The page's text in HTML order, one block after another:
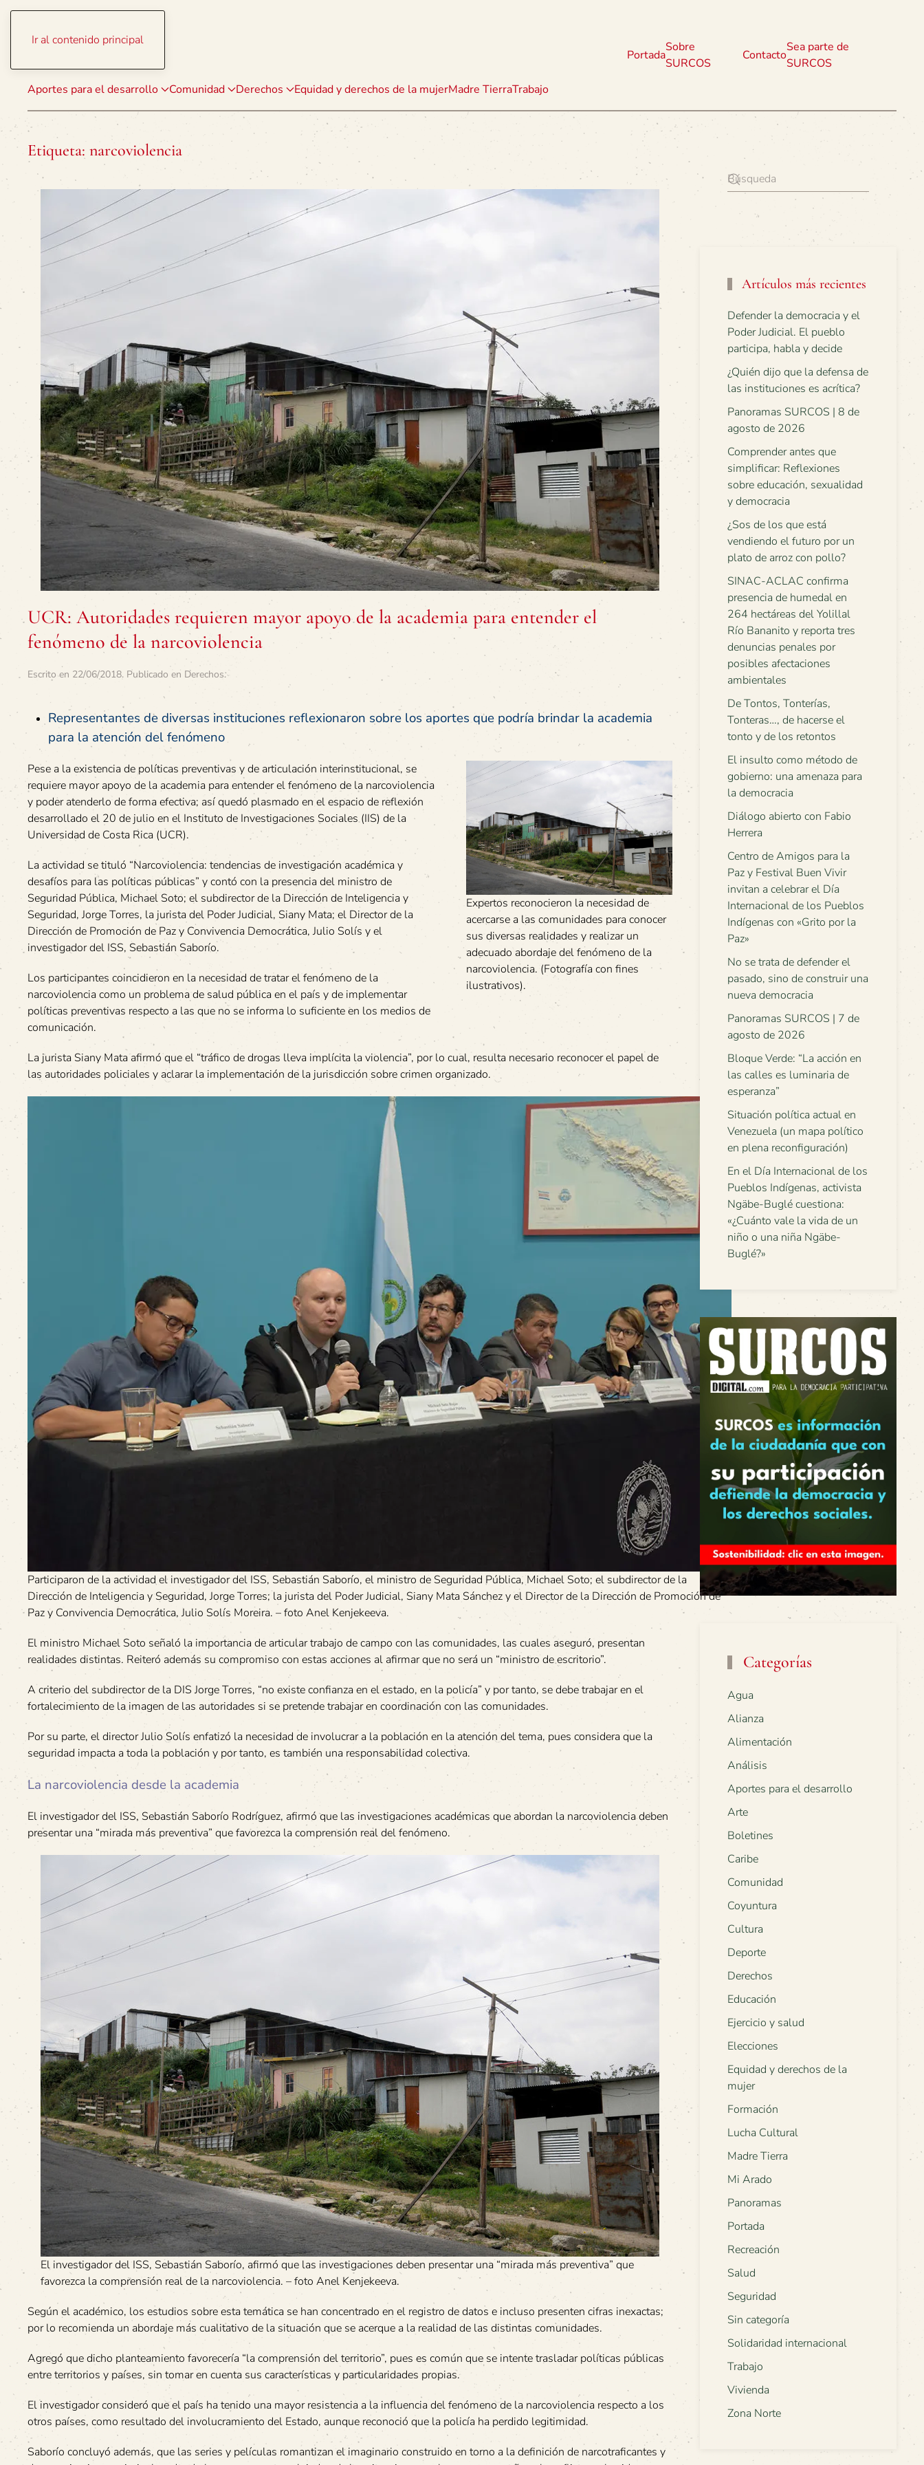
Ir al contenido principal
Aportes para el desarrollo Comunidad Derechos Equidad y derechos de la mujerMadre TierraTrabajo
Portada
Sobre
SURCOS
Contacto
Sea parte de
SURCOS
Etiqueta: narcoviolencia
UCR: Autoridades requieren mayor apoyo de la academia para entender el
fenómeno de la narcoviolencia
Escrito en 22/06/2018. Publicado en Derechos.
Representantes de diversas instituciones reflexionaron sobre los aportes que podría brindar la academia
para la atención del fenómeno
Expertos reconocieron la necesidad de
acercarse a las comunidades para conocer
sus diversas realidades y realizar un
adecuado abordaje del fenómeno de la
narcoviolencia. (Fotografía con fines
ilustrativos).
Pese a la existencia de políticas preventivas y de articulación interinstitucional, se
requiere mayor apoyo de la academia para entender el fenómeno de la narcoviolencia
y poder atenderlo de forma efectiva; así quedó plasmado en el espacio de reflexión
desarrollado el 20 de julio en el Instituto de Investigaciones Sociales (IIS) de la
Universidad de Costa Rica (UCR).
La actividad se tituló “Narcoviolencia: tendencias de investigación académica y
desafíos para las políticas públicas” y contó con la presencia del ministro de
Seguridad Pública, Michael Soto; el subdirector de la Dirección de Inteligencia y
Seguridad, Jorge Torres, la jurista del Poder Judicial, Siany Mata; el Director de la
Dirección de Promoción de Paz y Convivencia Democrática, Julio Solís y el
investigador del ISS, Sebastián Saborío.
Los participantes coincidieron en la necesidad de tratar el fenómeno de la
narcoviolencia como un problema de salud pública en el país y de implementar
políticas preventivas respecto a las que no se informa lo suficiente en los medios de
comunicación.
La jurista Siany Mata afirmó que el “tráfico de drogas lleva implícita la violencia”, por lo cual, resulta necesario reconocer el papel de
las autoridades policiales y aclarar la implementación de la jurisdicción sobre crimen organizado.
Participaron de la actividad el investigador del ISS, Sebastián Saborío, el ministro de Seguridad Pública, Michael Soto; el subdirector de la
Dirección de Inteligencia y Seguridad, Jorge Torres; la jurista del Poder Judicial, Siany Mata Sánchez y el Director de la Dirección de Promoción de
Paz y Convivencia Democrática, Julio Solís Moreira. – foto Anel Kenjekeeva.
El ministro Michael Soto señaló la importancia de articular trabajo de campo con las comunidades, las cuales aseguró, presentan
realidades distintas. Reiteró además su compromiso con estas acciones al afirmar que no será un “ministro de escritorio”.
A criterio del subdirector de la DIS Jorge Torres, “no existe confianza en el estado, en la policía” y por tanto, se debe trabajar en el
fortalecimiento de la imagen de las autoridades si se pretende trabajar en coordinación con las comunidades.
Por su parte, el director Julio Solís enfatizó la necesidad de involucrar a la población en la atención del tema, pues considera que la
seguridad impacta a toda la población y por tanto, es también una responsabilidad colectiva.
La narcoviolencia desde la academia
El investigador del ISS, Sebastián Saborío Rodríguez, afirmó que las investigaciones académicas que abordan la narcoviolencia deben
presentar una “mirada más preventiva” que favorezca la comprensión real del fenómeno.
El investigador del ISS, Sebastián Saborío, afirmó que las investigaciones deben presentar una “mirada más preventiva” que
favorezca la comprensión real de la narcoviolencia. – foto Anel Kenjekeeva.
Según el académico, los estudios sobre esta temática se han concentrado en el registro de datos e incluso presenten cifras inexactas;
por lo recomienda un abordaje más cualitativo de la situación que se acerque a la realidad de las distintas comunidades.
Agregó que dicho planteamiento favorecería “la comprensión del territorio”, pues es común que se intente trasladar políticas públicas
entre territorios y países, sin tomar en cuenta sus características y particularidades propias.
El investigador consideró que el país ha tenido una mayor resistencia a la influencia del fenómeno de la narcoviolencia respecto a los
otros países, como resultado del involucramiento del Estado, aunque reconoció que la policía ha perdido legitimidad.
Saborío concluyó además, que las series y películas romantizan el imaginario construido en torno a la definición de narcotraficantes y
Artículos más recientes
Defender la democracia y el
Poder Judicial. El pueblo
participa, habla y decide
¿Quién dijo que la defensa de
las instituciones es acrítica?
Panoramas SURCOS | 8 de
agosto de 2026
Comprender antes que
simplificar: Reflexiones
sobre educación, sexualidad
y democracia
¿Sos de los que está
vendiendo el futuro por un
plato de arroz con pollo?
SINAC-ACLAC confirma
presencia de humedal en
264 hectáreas del Yolillal
Río Bananito y reporta tres
denuncias penales por
posibles afectaciones
ambientales
De Tontos, Tonterías,
Tonteras…, de hacerse el
tonto y de los retontos
El insulto como método de
gobierno: una amenaza para
la democracia
Diálogo abierto con Fabio
Herrera
Centro de Amigos para la
Paz y Festival Buen Vivir
invitan a celebrar el Día
Internacional de los Pueblos
Indígenas con «Grito por la
Paz»
No se trata de defender el
pasado, sino de construir una
nueva democracia
Panoramas SURCOS | 7 de
agosto de 2026
Bloque Verde: “La acción en
las calles es luminaria de
esperanza”
Situación política actual en
Venezuela (un mapa político
en plena reconfiguración)
En el Día Internacional de los
Pueblos Indígenas, activista
Ngäbe-Buglé cuestiona:
«¿Cuánto vale la vida de un
niño o una niña Ngäbe-
Buglé?»
Categorías
Agua
Alianza
Alimentación
Análisis
Aportes para el desarrollo
Arte
Boletines
Caribe
Comunidad
Coyuntura
Cultura
Deporte
Derechos
Educación
Ejercicio y salud
Elecciones
Equidad y derechos de la
mujer
Formación
Lucha Cultural
Madre Tierra
Mi Arado
Panoramas
Portada
Recreación
Salud
Seguridad
Sin categoría
Solidaridad internacional
Trabajo
Vivienda
Zona Norte